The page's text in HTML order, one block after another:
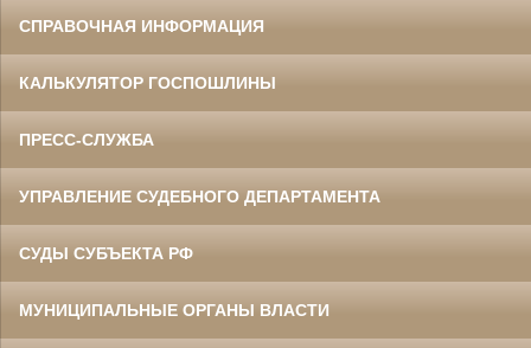
СПРАВОЧНАЯ ИНФОРМАЦИЯ
КАЛЬКУЛЯТОР ГОСПОШЛИНЫ
ПРЕСС-СЛУЖБА
УПРАВЛЕНИЕ СУДЕБНОГО ДЕПАРТАМЕНТА
СУДЫ СУБЪЕКТА РФ
МУНИЦИПАЛЬНЫЕ ОРГАНЫ ВЛАСТИ